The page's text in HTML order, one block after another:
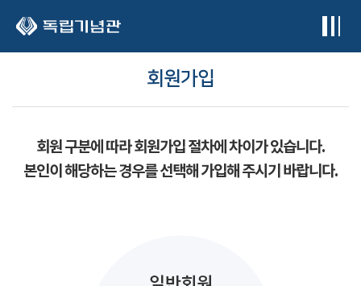
회원가입
회원 구분에 따라 회원가입 절차에 차이가 있습니다.
본인이 해당하는 경우를 선택해 가입해 주시기 바랍니다.